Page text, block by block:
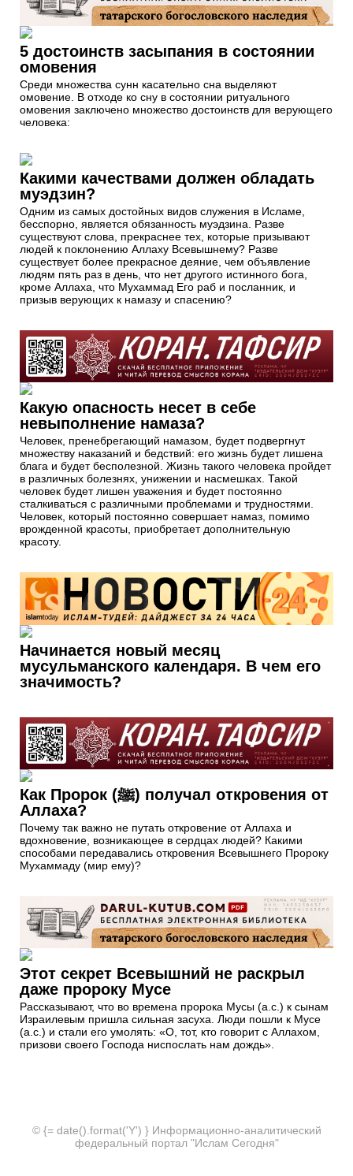
5 достоинств засыпания в состоянии
омовения
Среди множества сунн касательно сна выделяют
омовение. В отходе ко сну в состоянии ритуального
омовения заключено множество достоинств для верующего
человека:
Какими качествами должен обладать
муэдзин?
Одним из самых достойных видов служения в Исламе,
бесспорно, является обязанность муэдзина. Разве
существуют слова, прекраснее тех, которые призывают
людей к поклонению Аллаху Всевышнему? Разве
существует более прекрасное деяние, чем объявление
людям пять раз в день, что нет другого истинного бога,
кроме Аллаха, что Мухаммад Его раб и посланник, и
призыв верующих к намазу и спасению?
Какую опасность несет в себе
невыполнение намаза?
Человек, пренебрегающий намазом, будет подвергнут
множеству наказаний и бедствий: его жизнь будет лишена
блага и будет бесполезной. Жизнь такого человека пройдет
в различных болезнях, унижении и насмешках. Такой
человек будет лишен уважения и будет постоянно
сталкиваться с различными проблемами и трудностями.
Человек, который постоянно совершает намаз, помимо
врожденной красоты, приобретает дополнительную
красоту.
Начинается новый месяц
мусульманского календаря. В чем его
значимость?
Как Пророк (ﷺ) получал откровения от
Аллаха?
Почему так важно не путать откровение от Аллаха и
вдохновение, возникающее в сердцах людей? Какими
способами передавались откровения Всевышнего Пророку
Мухаммаду (мир ему)?
Этот секрет Всевышний не раскрыл
даже пророку Мусе
Рассказывают, что во времена пророка Мусы (а.с.) к сынам
Израилевым пришла сильная засуха. Люди пошли к Мусе
(а.с.) и стали его умолять: «О, тот, кто говорит с Аллахом,
призови своего Господа ниспослать нам дождь».
© {= date().format('Y') } Информационно-аналитический
федеральный портал "Ислам Сегодня"